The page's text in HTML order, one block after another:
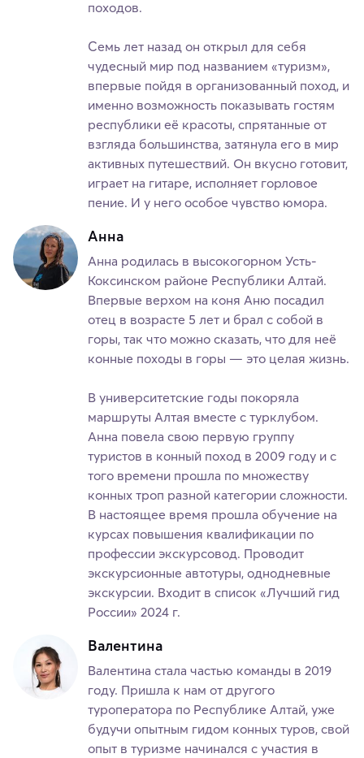
походов.
Семь лет назад он открыл для себя
чудесный мир под названием «туризм»,
впервые пойдя в организованный поход, и
именно возможность показывать гостям
республики её красоты, спрятанные от
взгляда большинства, затянула его в мир
активных путешествий. Он вкусно готовит,
играет на гитаре, исполняет горловое
пение. И у него особое чувство юмора.
Анна
Анна родилась в высокогорном Усть-
Коксинском районе Республики Алтай.
Впервые верхом на коня Аню посадил
отец в возрасте 5 лет и брал с собой в
горы, так что можно сказать, что для неё
конные походы в горы — это целая жизнь.
В университетские годы покоряла
маршруты Алтая вместе с турклубом.
Анна повела свою первую группу
туристов в конный поход в 2009 году и с
того времени прошла по множеству
конных троп разной категории сложности.
В настоящее время прошла обучение на
курсах повышения квалификации по
профессии экскурсовод. Проводит
экскурсионные автотуры, однодневные
экскурсии. Входит в список «Лучший гид
России» 2024 г.
Валентина
Валентина стала частью команды в 2019
году. Пришла к нам от другого
туроператора по Республике Алтай, уже
будучи опытным гидом конных туров, свой
опыт в туризме начинался с участия в